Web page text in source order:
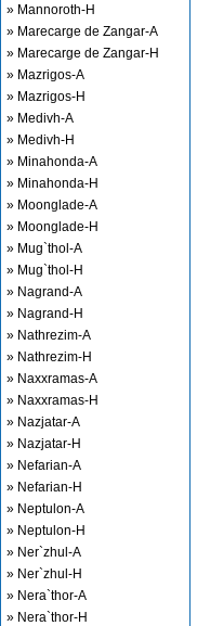
» Mannoroth-H
» Marecarge de Zangar-A
» Marecarge de Zangar-H
» Mazrigos-A
» Mazrigos-H
» Medivh-A
» Medivh-H
» Minahonda-A
» Minahonda-H
» Moonglade-A
» Moonglade-H
» Mug`thol-A
» Mug`thol-H
» Nagrand-A
» Nagrand-H
» Nathrezim-A
» Nathrezim-H
» Naxxramas-A
» Naxxramas-H
» Nazjatar-A
» Nazjatar-H
» Nefarian-A
» Nefarian-H
» Neptulon-A
» Neptulon-H
» Ner`zhul-A
» Ner`zhul-H
» Nera`thor-A
» Nera`thor-H